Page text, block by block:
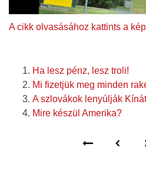
A cikk olvasásához kattints a
Ha lesz pénz, lesz troli!
Mi fizetjük meg minden
A szlovákok lenyúlják Kínát
Mire készül Amerika?